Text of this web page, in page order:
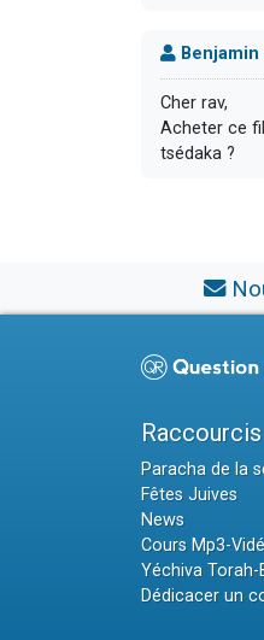
Benjamin
Cher rav,
Acheter ce
tsédaka ?
Raccourcis
Paracha de la
Fêtes Juives
News
Cours Mp3-
Yéchiva Torah-
Dédicacer un